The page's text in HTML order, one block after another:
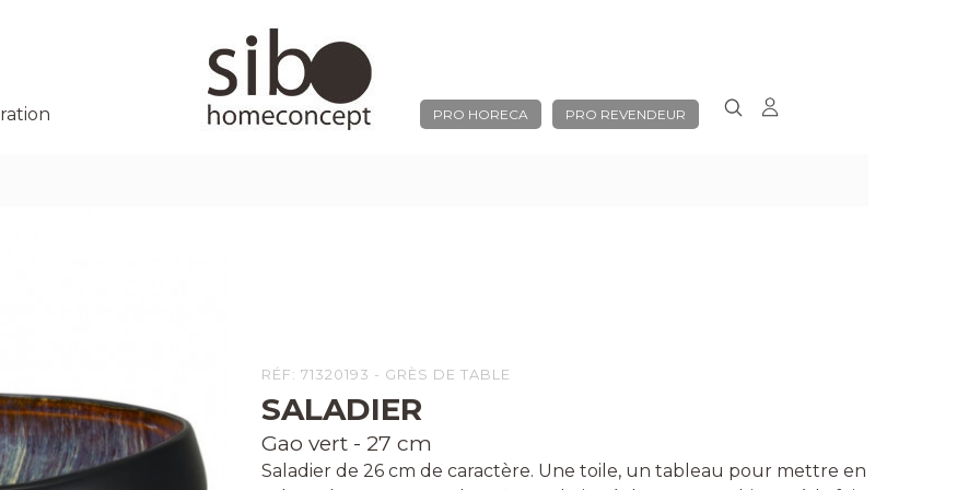
PRO HORECA PRO REVENDEUR
RÉF: 71320193 - GRÈS DE TABLE
SALADIER
Gao vert - 27 cm
Saladier de 26 cm de caractère. Une toile, un tableau pour mettre en